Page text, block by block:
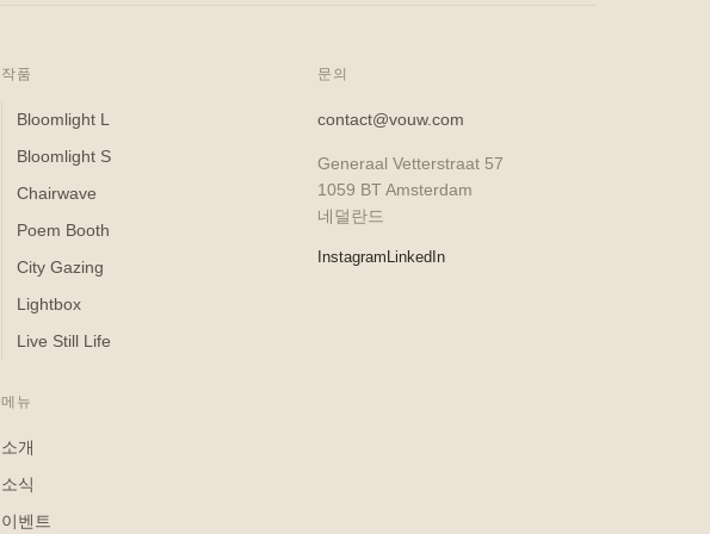
작품
Bloomlight L
Bloomlight S
Chairwave
Poem Booth
City Gazing
Lightbox
Live Still Life
메뉴
소개
소식
이벤트
문의
contact@vouw.com
Generaal Vetterstraat 57
1059 BT Amsterdam
네덜란드
InstagramLinkedIn